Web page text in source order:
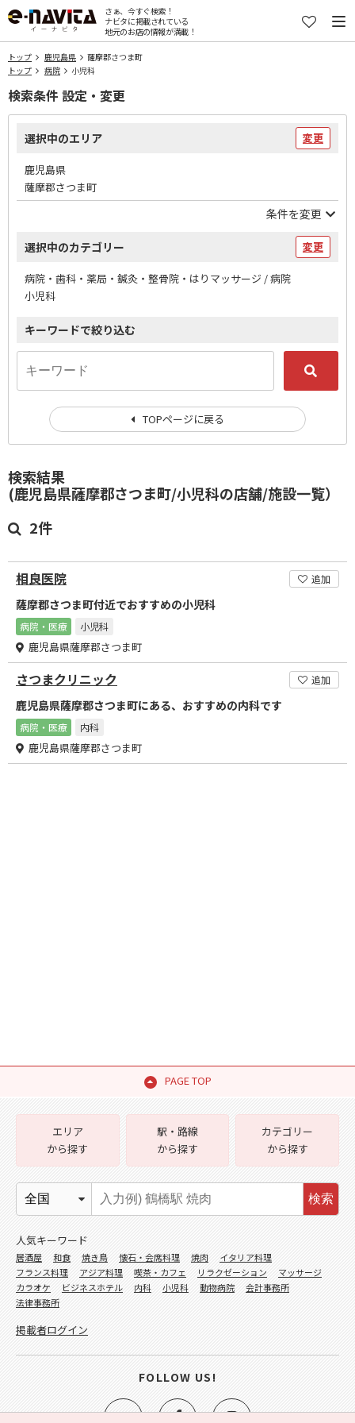
さぁ、今すぐ検索！
ナビタに掲載されている
地元のお店の情報が満載！
トップ 鹿児島県
薩摩郡さつま町
トップ
病院 小児科
検索結果
(鹿児島県薩摩郡さつま町/小児科の店舗/施設一覧）
2件
相良医院 追加
薩摩郡さつま町付近でおすすめの小児科
病院・医療 小児科
鹿児島県薩摩郡さつま町
さつまクリニック 追加
鹿児島県薩摩郡さつま町にある、おすすめの内科です
病院・医療 内科
鹿児島県薩摩郡さつま町
検索条件 設定・変更
選択中のエリア 変更
鹿児島県
薩摩郡さつま町
条件を変更
選択中のカテゴリー 変更
病院・歯科・薬局・鍼灸・整骨院・はりマッサージ / 病院
小児科
キーワードで絞り込む
TOPページに戻る
PAGE TOP
エリア
から探す
駅・路線
から探す
カテゴリー
から探す
検索
人気キーワード
居酒屋 和食 焼き鳥 懐石・会席料理 焼肉
イタリア料理
フランス料理
アジア料理 喫茶・カフェ リラクゼーション
マッサージ
カラオケ
ビジネスホテル 内科 小児科 動物病院
会計事務所
法律事務所
掲載者ログイン
FOLLOW US!